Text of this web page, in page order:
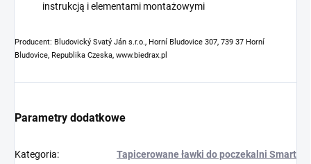
instrukcją i elementami montażowymi
Producent: Bludovický Svatý Ján s.r.o., Horní Bludovice 307, 739 37 Horní
Bludovice, Republika Czeska, www.biedrax.pl
Parametry dodatkowe
Kategoria: Tapicerowane ławki do poczekalni Smart